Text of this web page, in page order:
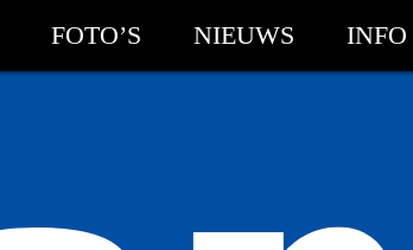
FOTO’S NIEUWS INFO